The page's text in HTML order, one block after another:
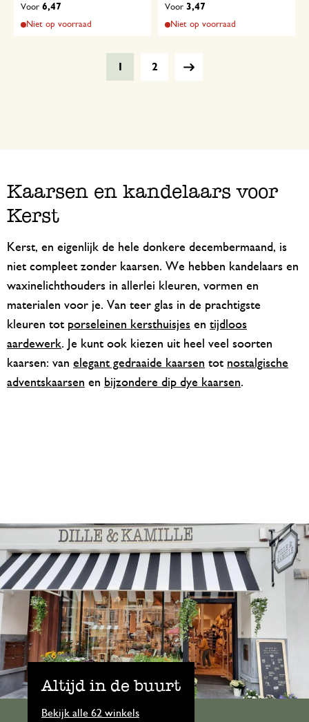
Voor 6,47
Niet op voorraad
Voor 3,47
Niet op voorraad
2
Kaarsen en kandelaars voor
Kerst
Kerst, en eigenlijk de hele donkere decembermaand, is
niet compleet zonder kaarsen. We hebben kandelaars en
waxinelichthouders in allerlei kleuren, vormen en
materialen voor je. Van teer glas in de prachtigste
kleuren tot porseleinen kersthuisjes en tijdloos
aardewerk. Je kunt ook kiezen uit heel veel soorten
kaarsen: van elegant gedraaide kaarsen tot nostalgische
adventskaarsen en bijzondere dip dye kaarsen.
Altijd in de buurt
Bekijk alle 62 winkels